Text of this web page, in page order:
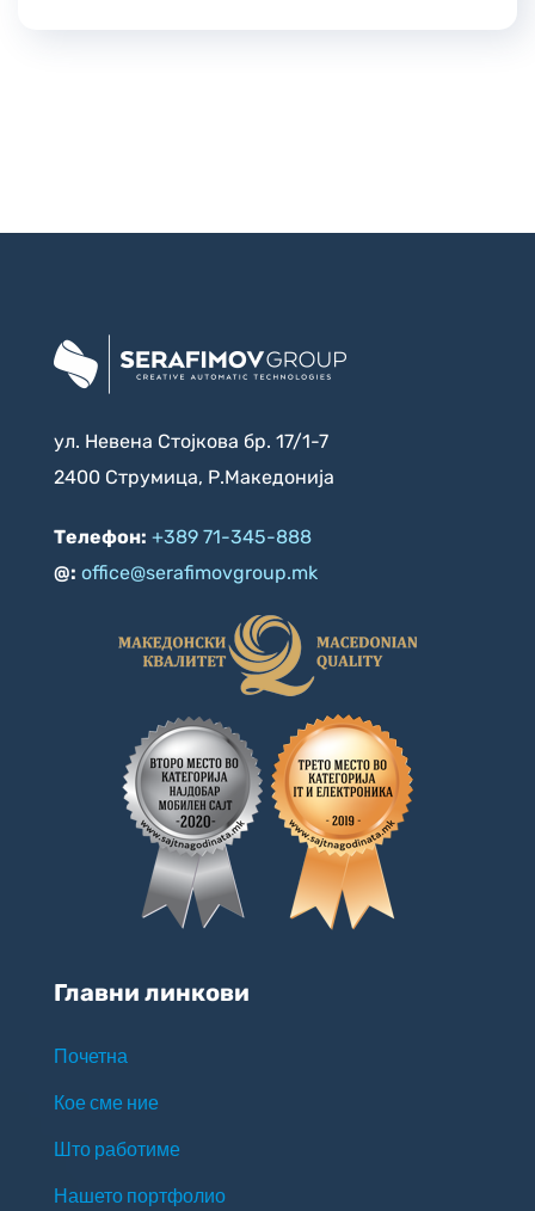
ул. Невена Стојкова бр. 17/1-7
2400 Струмица, Р.Македонија
Телефон: +389 71-345-888
@: office@serafimovgroup.mk
Главни линкови
Почетна
Кое сме ние
Што работиме
Нашето портфолио